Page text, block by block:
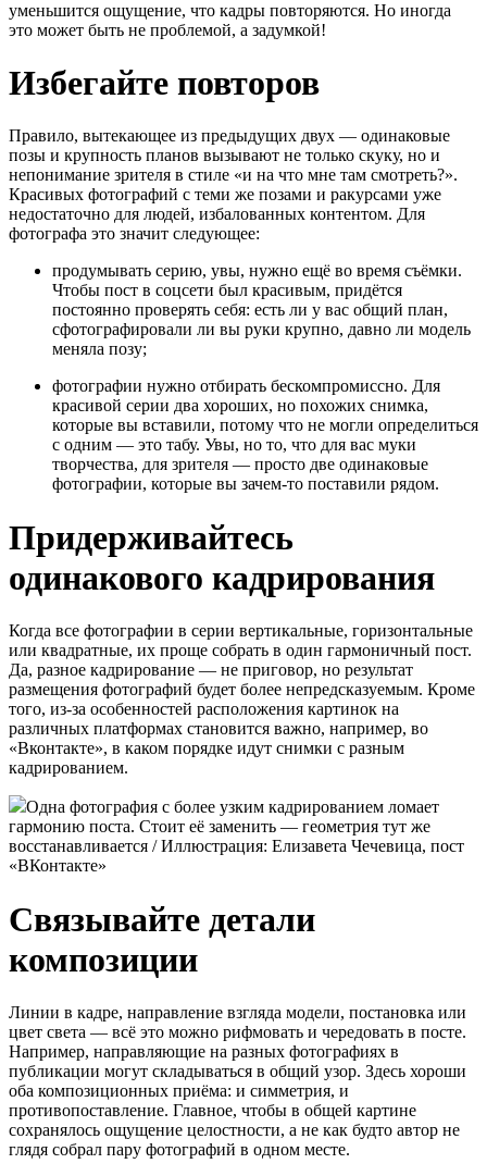
уменьшится ощущение, что кадры повторяются. Но иногда
это может быть не проблемой, а задумкой!
Избегайте повторов
Правило, вытекающее из предыдущих двух — одинаковые
позы и крупность планов вызывают не только скуку, но и
непонимание зрителя в стиле «и на что мне там смотреть?».
Красивых фотографий с теми же позами и ракурсами уже
недостаточно для людей, избалованных контентом. Для
фотографа это значит следующее:
продумывать серию, увы, нужно ещё во время съёмки.
Чтобы пост в соцсети был красивым, придётся
постоянно проверять себя: есть ли у вас общий план,
сфотографировали ли вы руки крупно, давно ли модель
меняла позу;
фотографии нужно отбирать бескомпромиссно. Для
красивой серии два хороших, но похожих снимка,
которые вы вставили, потому что не могли определиться
с одним — это табу. Увы, но то, что для вас муки
творчества, для зрителя — просто две одинаковые
фотографии, которые вы зачем-то поставили рядом.
Придерживайтесь
одинакового кадрирования
Когда все фотографии в серии вертикальные, горизонтальные
или квадратные, их проще собрать в один гармоничный пост.
Да, разное кадрирование — не приговор, но результат
размещения фотографий будет более непредсказуемым. Кроме
того, из-за особенностей расположения картинок на
различных платформах становится важно, например, во
«Вконтакте», в каком порядке идут снимки с разным
кадрированием.
Одна фотография с более узким кадрированием ломает
гармонию поста. Стоит её заменить — геометрия тут же
восстанавливается / Иллюстрация: Елизавета Чечевица, пост
«ВКонтакте»
Связывайте детали
композиции
Линии в кадре, направление взгляда модели, постановка или
цвет света — всё это можно рифмовать и чередовать в посте.
Например, направляющие на разных фотографиях в
публикации могут складываться в общий узор. Здесь хороши
оба композиционных приёма: и симметрия, и
противопоставление. Главное, чтобы в общей картине
сохранялось ощущение целостности, а не как будто автор не
глядя собрал пару фотографий в одном месте.